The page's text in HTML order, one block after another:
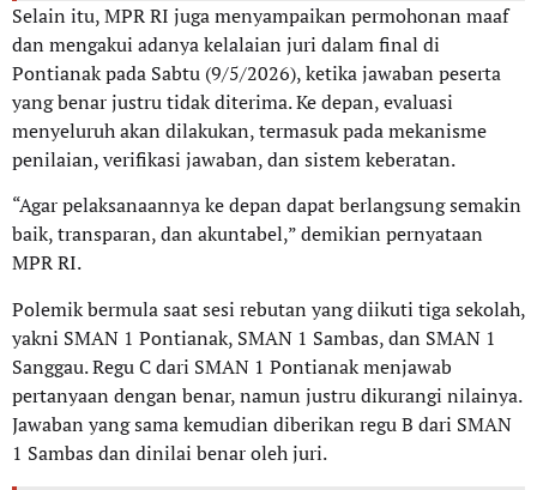
Selain itu, MPR RI juga menyampaikan permohonan maaf
dan mengakui adanya kelalaian juri dalam final di
Pontianak pada Sabtu (9/5/2026), ketika jawaban peserta
yang benar justru tidak diterima. Ke depan, evaluasi
menyeluruh akan dilakukan, termasuk pada mekanisme
penilaian, verifikasi jawaban, dan sistem keberatan.
“Agar pelaksanaannya ke depan dapat berlangsung semakin
baik, transparan, dan akuntabel,” demikian pernyataan
MPR RI.
Polemik bermula saat sesi rebutan yang diikuti tiga sekolah,
yakni SMAN 1 Pontianak, SMAN 1 Sambas, dan SMAN 1
Sanggau. Regu C dari SMAN 1 Pontianak menjawab
pertanyaan dengan benar, namun justru dikurangi nilainya.
Jawaban yang sama kemudian diberikan regu B dari SMAN
1 Sambas dan dinilai benar oleh juri.